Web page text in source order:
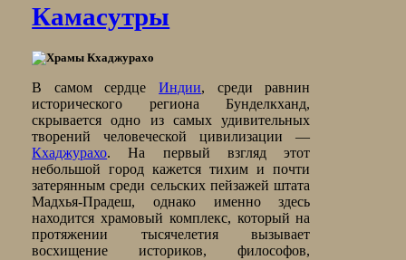
Камасутры
В самом сердцеИндии, среди равнин
исторического региона Бунделкханд,
скрывается одно из самых удивительных
творений человеческой цивилизации —
Кхаджурахо. На первый взгляд этот
небольшой город кажется тихим и почти
затерянным среди сельских пейзажей штата
Мадхья-Прадеш, однако именно здесь
находится храмовый комплекс, который на
протяжении тысячелетия вызывает
восхищение историков, философов,